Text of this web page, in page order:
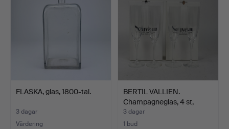
FLASKA, glas, 1800-tal.
3 dagar
Värdering
BERTIL VALLIEN.
Champagneglas, 4 st,
"Nouv…
3 dagar
1 bud